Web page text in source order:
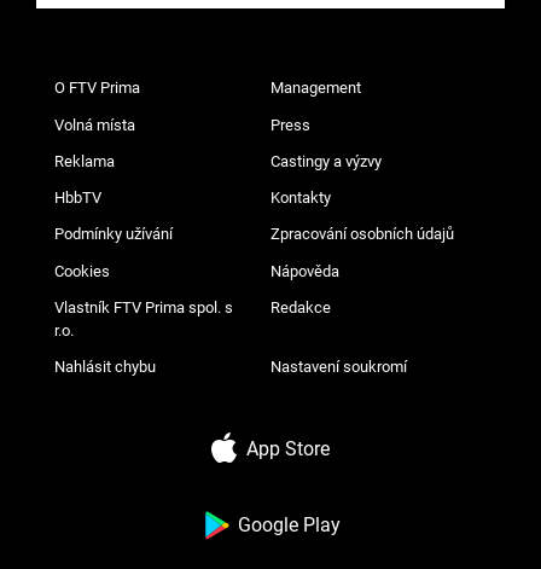
O FTV Prima Management
Volná místa Press
Reklama Castingy a výzvy
HbbTV Kontakty
Podmínky užívání Zpracování osobních údajů
Cookies Nápověda
Vlastník FTV Prima spol. s
r.o.
Redakce
Nahlásit chybu Nastavení soukromí
App Store
Google Play